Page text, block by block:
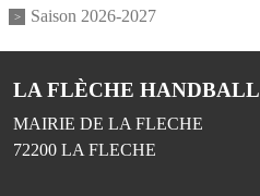
Saison 2026-2027
LA FLÈCHE HANDBALL
MAIRIE DE LA FLECHE
72200 LA FLECHE